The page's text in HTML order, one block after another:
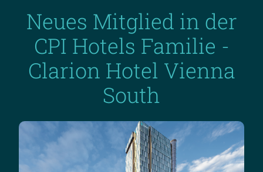
Neues Mitglied in der
CPI Hotels Familie -
Clarion Hotel Vienna
South